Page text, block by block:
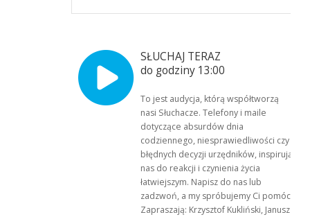
SŁUCHAJ TERAZ
do godziny 13:00
To jest audycja, którą współtworzą
nasi Słuchacze. Telefony i maile
dotyczące absurdów dnia
codziennego, niesprawiedliwości czy
błędnych decyzji urzędników, inspirują
nas do reakcji i czynienia życia
łatwiejszym. Napisz do nas lub
zadzwoń, a my spróbujemy Ci pomóc.
Zapraszają: Krzysztof Kukliński, Janusz